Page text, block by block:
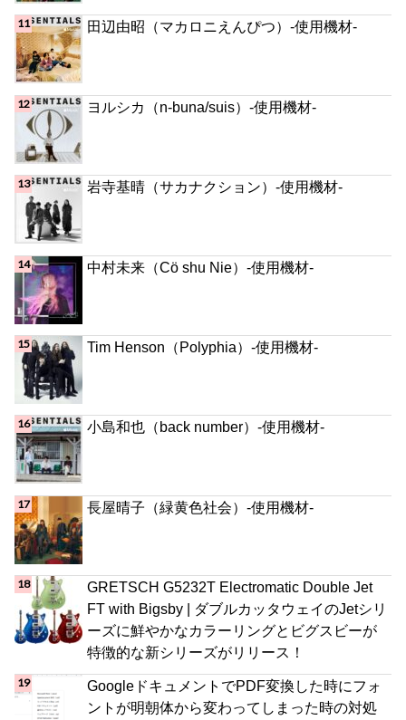
田辺由昭（マカロニえんぴつ）-使用機材-
ヨルシカ（n-buna/suis）-使用機材-
岩寺基晴（サカナクション）-使用機材-
中村未来（Cö shu Nie）-使用機材-
Tim Henson（Polyphia）-使用機材-
小島和也（back number）-使用機材-
長屋晴子（緑黄色社会）-使用機材-
GRETSCH G5232T Electromatic Double Jet
FT with Bigsby | ダブルカッタウェイのJetシリ
ーズに鮮やかなカラーリングとビグスビーが
特徴的な新シリーズがリリース！
GoogleドキュメントでPDF変換した時にフォ
ントが明朝体から変わってしまった時の対処